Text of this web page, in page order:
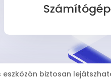
biztosan